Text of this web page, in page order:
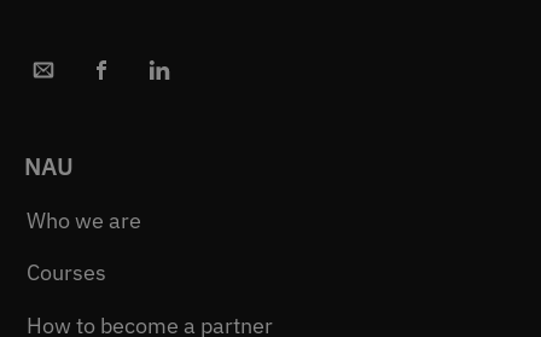
NAU
Who we are
Courses
How to become a partner